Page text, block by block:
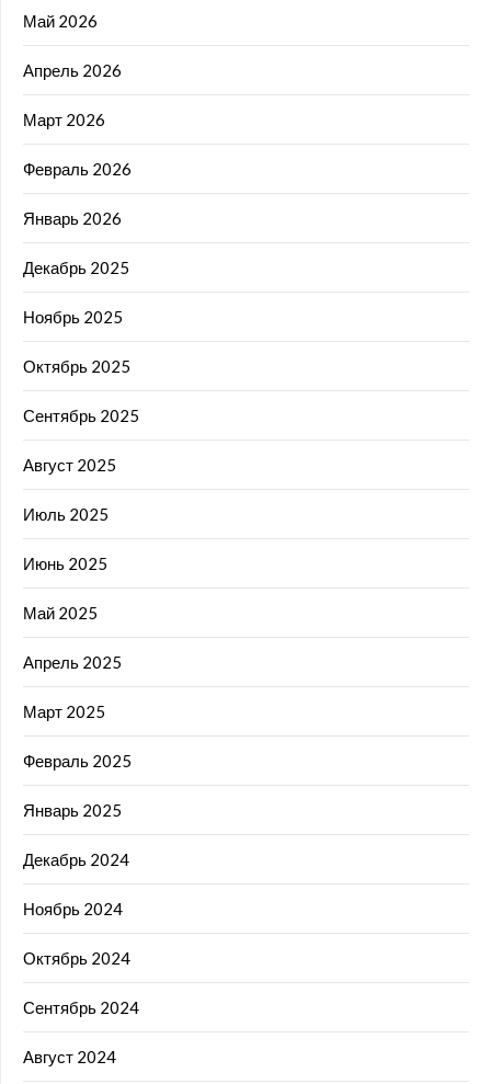
Май 2026
Апрель 2026
Март 2026
Февраль 2026
Январь 2026
Декабрь 2025
Ноябрь 2025
Октябрь 2025
Сентябрь 2025
Август 2025
Июль 2025
Июнь 2025
Май 2025
Апрель 2025
Март 2025
Февраль 2025
Январь 2025
Декабрь 2024
Ноябрь 2024
Октябрь 2024
Сентябрь 2024
Август 2024